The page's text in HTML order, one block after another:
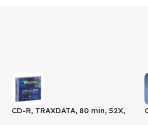
CD-R, TRAXDATA, 80 min, 52X,